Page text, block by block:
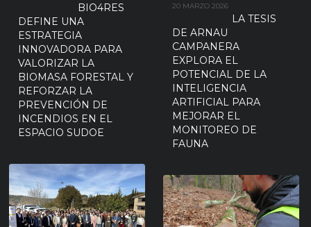
BIO4RES
DEFINE UNA
ESTRATEGIA
INNOVADORA PARA
VALORIZAR LA
BIOMASA FORESTAL Y
REFORZAR LA
PREVENCIÓN DE
INCENDIOS EN EL
ESPACIO SUDOE
20 MARZO 2026
LA TESIS
DE ARNAU
CAMPANERA
EXPLORA EL
POTENCIAL DE LA
INTELIGENCIA
ARTIFICIAL PARA
MEJORAR EL
MONITOREO DE
FAUNA